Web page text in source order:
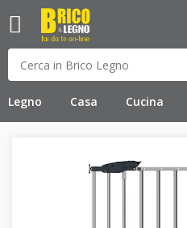
Legno Casa Cucina